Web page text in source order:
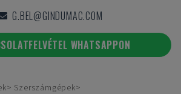
G.BEL@GINDUMAC.COM
WHATSAPPON
Szerszámgépek